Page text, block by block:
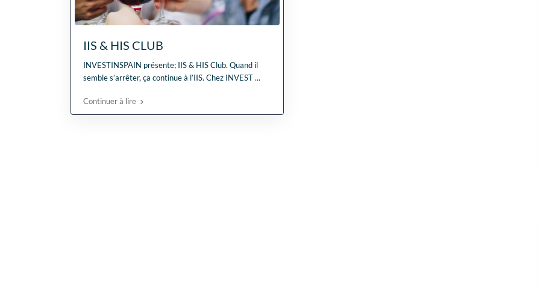
IIS & HIS CLUB
INVESTINSPAIN présente; IIS & HIS Club. Quand il
semble s’arrêter, ça continue à l’IIS. Chez INVEST...
Continuer à lire